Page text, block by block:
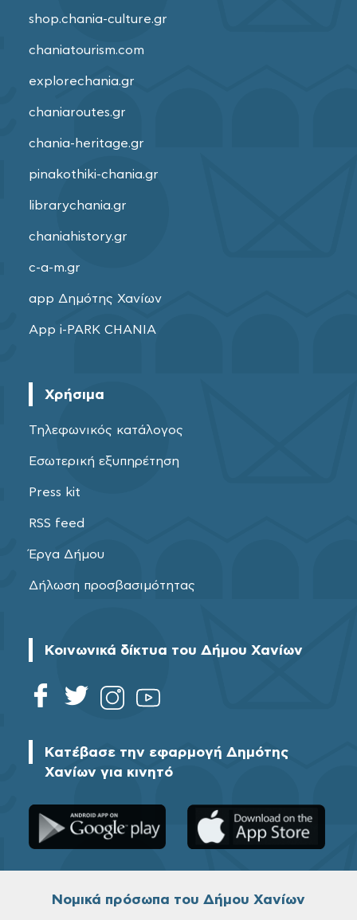
shop.chania-culture.gr
chaniatourism.com
explorechania.gr
chaniaroutes.gr
chania-heritage.gr
pinakothiki-chania.gr
librarychania.gr
chaniahistory.gr
c-a-m.gr
app Δημότης Χανίων
App i-PARK CHANIA
Χρήσιμα
Τηλεφωνικός κατάλογος
Εσωτερική εξυπηρέτηση
Press kit
RSS feed
Έργα Δήμου
Δήλωση προσβασιμότητας
Κοινωνικά δίκτυα του Δήμου Χανίων
Κατέβασε την εφαρμογή Δημότης
Χανίων για κινητό
Νομικά πρόσωπα του Δήμου Χανίων